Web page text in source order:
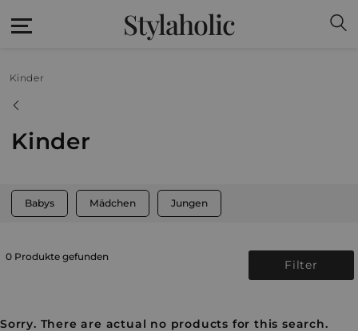
Stylaholic
Kinder
Kinder
Babys Mädchen Jungen
0 Produkte gefunden
Filter
Sorry. There are actual no products for this search.